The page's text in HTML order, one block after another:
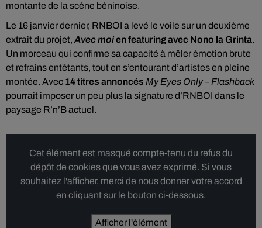
montante de la scène béninoise.
Le 16 janvier dernier, RNBOI a levé le voile sur un deuxième
extrait du projet, Avec moien featuring avec Nono la Grinta.
Un morceau qui confirme sa capacité à mêler émotion brute
et refrains entêtants, tout en s’entourant d’artistes en pleine
montée. Avec 14 titres annoncés My Eyes Only – Flashback
pourrait imposer un peu plus la signature d’RNBOI dans le
paysage R’n’B actuel.
Cet élément est masqué compte-tenu du refus du
dépôt de cookies que vous avez exprimé. Si vous
souhaitez l'afficher, merci de nous donner votre accord
en cliquant sur le bouton ci-dessous.
Afficher l'élément